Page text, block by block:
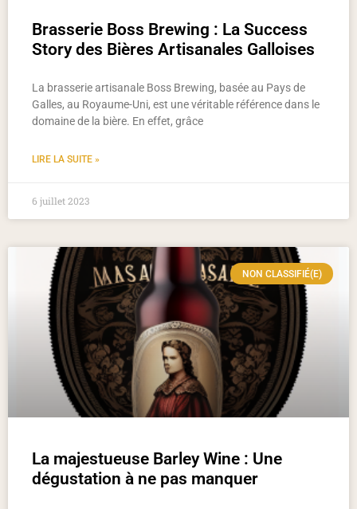
Brasserie Boss Brewing : La Success
Story des Bières Artisanales Galloises
La brasserie artisanale Boss Brewing, basée au Pays de
Galles, au Royaume-Uni, est une véritable référence dans le
domaine de la bière. En effet, grâce
LIRE LA SUITE »
6 juillet 2023
NON CLASSIFIÉ(E)
La majestueuse Barley Wine : Une
dégustation à ne pas manquer